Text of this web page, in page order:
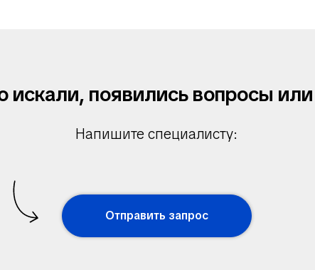
искали, появились вопросы
Напишите специалисту:
Отправить запрос